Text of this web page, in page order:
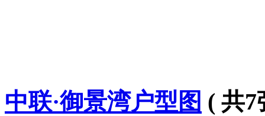
中联·御景湾户型图 ( 共7